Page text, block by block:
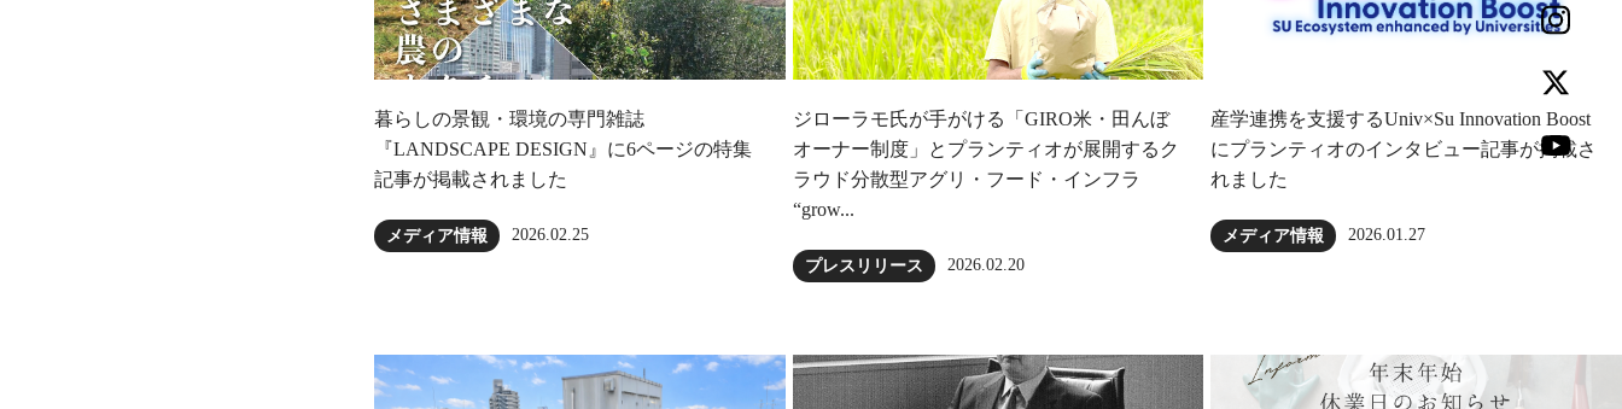
暮らしの景観・環境の専門雑誌
『LANDSCAPE DESIGN』に6ページの特集
記事が掲載されました
メディア情報 2026.02.25
ジローラモ⽒が⼿がける「GIRO⽶・田んぼ
オーナー制度」とプランティオが展開するク
ラウド分散型アグリ・フード・インフラ
“grow...
プレスリリース 2026.02.20
産学連携を支援するUniv×Su Innovation Boost
にプランティオのインタビュー記事が掲載さ
れました
メディア情報 2026.01.27